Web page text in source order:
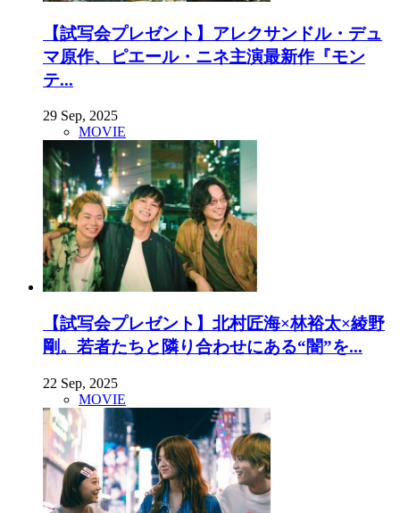
【試写会プレゼント】アレクサンドル・デュ
マ原作、ピエール・ニネ主演最新作『モン
テ...
29 Sep, 2025
MOVIE
【試写会プレゼント】北村匠海×林裕太×綾野
剛。若者たちと隣り合わせにある“闇”を...
22 Sep, 2025
MOVIE